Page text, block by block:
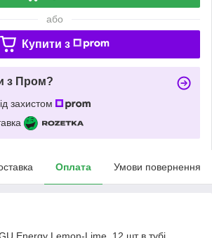
або
Купити з
з Пром?
захистом
Оплата Умови повернення
GU Energy Lemon-Lime, 12 шт в тубі